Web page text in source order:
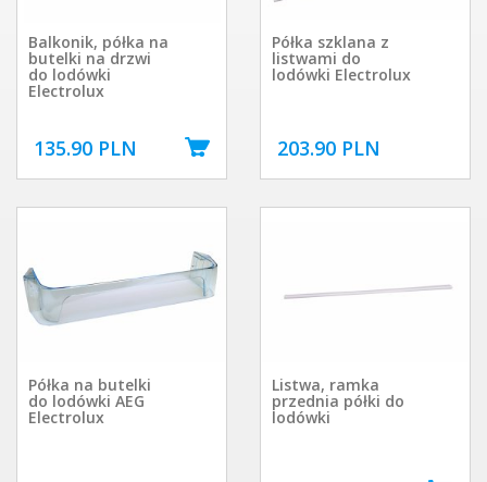
Balkonik, półka na
butelki na drzwi
do lodówki
Electrolux
135.90 PLN
Półka szklana z
listwami do
lodówki Electrolux
203.90 PLN
Półka na butelki
do lodówki AEG
Electrolux
Listwa, ramka
przednia półki do
lodówki